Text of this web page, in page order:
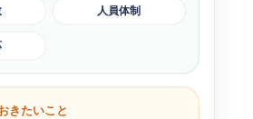
人員体制
きたいこと